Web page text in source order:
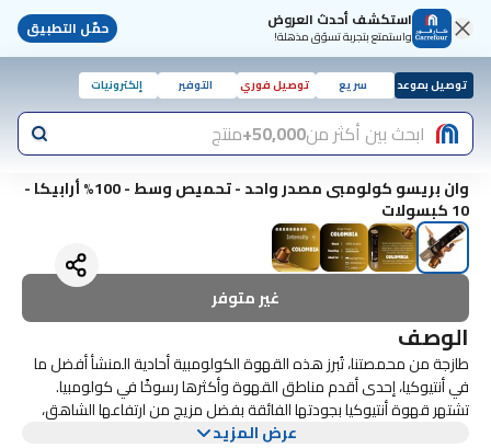
استكشف أحدث العروض
واستمتع بتجربة تسوّق مذهلة! حمّل التطبيق
توصيل بموعد سريع توصيل فوري التوفير إلكترونيات
ابحث بين أكثر من50,000+ منتج
وان بريسو كولومبى مصدر واحد - تحميص وسط - 100% أرابيكا -
10 كبسولات
غير متوفر
الوصف
طازجة من محمصتنا، تُبرز هذه القهوة الكولومبية أحادية المنشأ أفضل ما
في أنتيوكيا، إحدى أقدم مناطق القهوة وأكثرها رسوخًا في كولومبيا.
تشتهر قهوة أنتيوكيا بجودتها الفائقة بفضل مزيج من ارتفاعها الشاهق،
وتربتها الخصبة، ومناخها البارد والدافئ، وخبرة أجيال عديدة من مزارعي
عرض المزيد